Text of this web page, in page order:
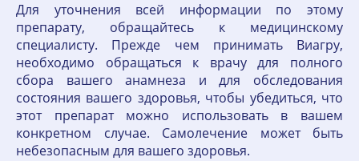
Для уточнения всей информации по этому
препарату, обращайтесь к медицинскому
специалисту. Прежде чем принимать Виагру,
необходимо обращаться к врачу для полного
сбора вашего анамнеза и для обследования
состояния вашего здоровья, чтобы убедиться, что
этот препарат можно использовать в вашем
конкретном случае. Самолечение может быть
небезопасным для вашего здоровья.